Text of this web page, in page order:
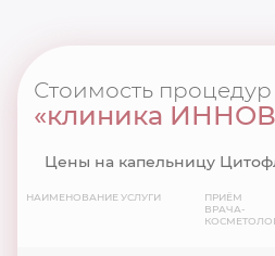
Стоимость процедур
«клиника
Цены на капельницу
НАИМЕНОВАНИЕ УСЛУГИ
ПРИЁМ
ВРАЧА-